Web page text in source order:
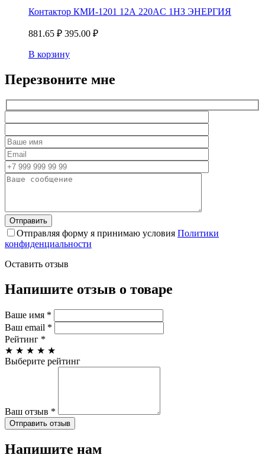
Контактор КМИ-1201 12А 220AC 1НЗ ЭНЕРГИЯ
881.65 ₽ 395.00 ₽
В корзину
Перезвоните мне
Отправляя форму я принимаю условия Политики
конфиденциальности
Оставить отзыв
Напишите отзыв о товаре
Ваше имя *
Ваш email *
Рейтинг *
★ ★ ★ ★ ★
Выберите рейтинг
Ваш отзыв *
Отправить отзыв
Напишите нам